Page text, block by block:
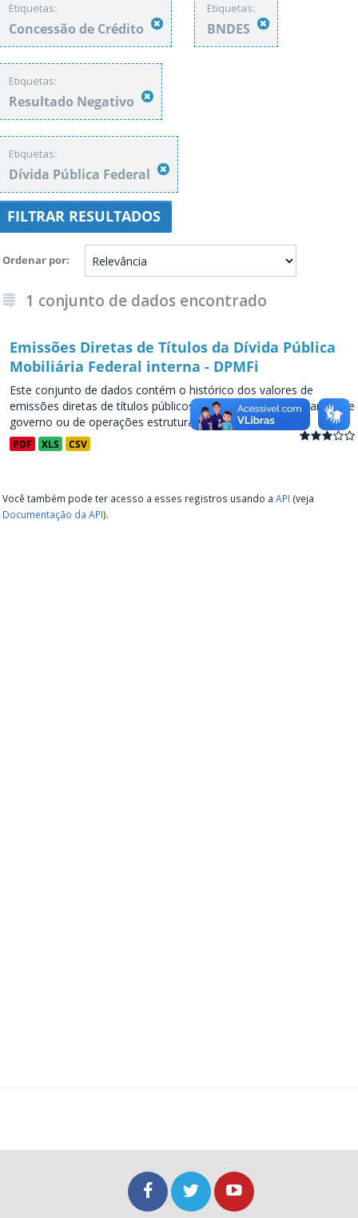
Etiquetas:
Concessão de Crédito
Etiquetas:
BNDES
Etiquetas:
Resultado Negativo
Etiquetas:
Dívida Pública Federal
FILTRAR RESULTADOS
Ordenar por
1 conjunto de dados encontrado
Emissões Diretas de Títulos da Dívida Pública
Mobiliária Federal interna - DPMFi
Este conjunto de dados contém o histórico dos valores de
emissões diretas de títulos públicos, decorrentes de programas de
governo ou de operações estruturadas, a partir de...
PDF XLS CSV
Você também pode ter acesso a esses registros usando a API (veja
Documentação da API).